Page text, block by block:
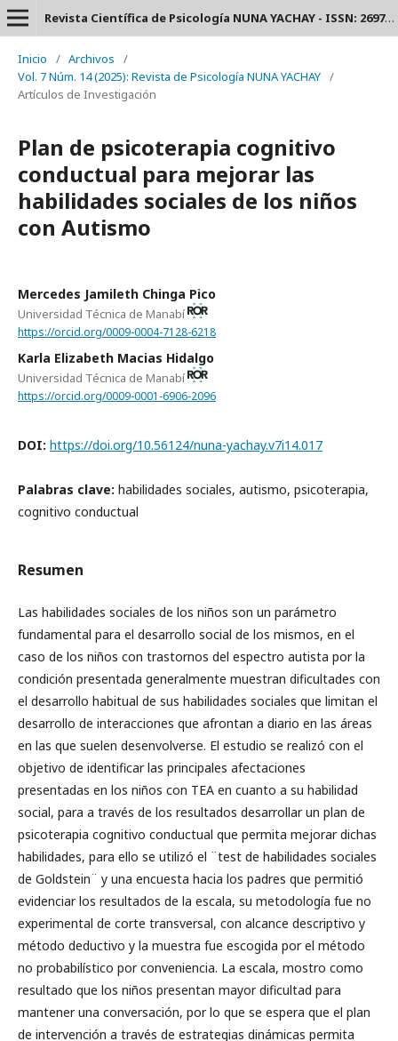
Revista Científica de Psicología NUNA YACHAY - ISSN: 2697-3588.
Inicio / Archivos
/
Vol. 7 Núm. 14 (2025): Revista de Psicología NUNA YACHAY /
Artículos de Investigación
Plan de psicoterapia cognitivo
conductual para mejorar las
habilidades sociales de los niños
con Autismo
Mercedes Jamileth Chinga Pico
Universidad Técnica de Manabí
https://orcid.org/0009-0004-7128-6218
Karla Elizabeth Macias Hidalgo
Universidad Técnica de Manabí
https://orcid.org/0009-0001-6906-2096
DOI: https://doi.org/10.56124/nuna-yachay.v7i14.017
Palabras clave: habilidades sociales, autismo, psicoterapia,
cognitivo conductual
Resumen
Las habilidades sociales de los niños son un parámetro
fundamental para el desarrollo social de los mismos, en el
caso de los niños con trastornos del espectro autista por la
condición presentada generalmente muestran dificultades con
el desarrollo habitual de sus habilidades sociales que limitan el
desarrollo de interacciones que afrontan a diario en las áreas
en las que suelen desenvolverse. El estudio se realizó con el
objetivo de identificar las principales afectaciones
presentadas en los niños con TEA en cuanto a su habilidad
social, para a través de los resultados desarrollar un plan de
psicoterapia cognitivo conductual que permita mejorar dichas
habilidades, para ello se utilizó el ¨test de habilidades sociales
de Goldstein¨ y una encuesta hacia los padres que permitió
evidenciar los resultados de la escala, su metodología fue no
experimental de corte transversal, con alcance descriptivo y
método deductivo y la muestra fue escogida por el método
no probabilístico por conveniencia. La escala, mostro como
resultado que los niños presentan mayor dificultad para
mantener una conversación, por lo que se espera que el plan
de intervención a través de estrategias dinámicas permita